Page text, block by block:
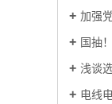
加强
国抽！
浅谈
电线